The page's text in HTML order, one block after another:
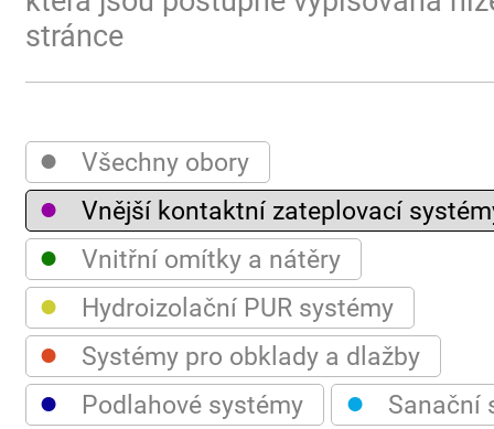
stránce
● Všechny obory
● Vnější kontaktní zateplovací
● Vnitřní omítky a nátěry
● Hydroizolační PUR systémy
● Systémy pro obklady a dlažby
● Podlahové systémy ● Sanační